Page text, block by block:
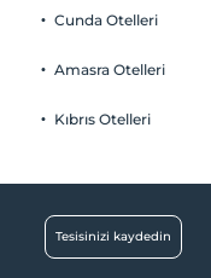
Cunda Otelleri
Amasra Otelleri
Kıbrıs Otelleri
Tesisinizi kaydedin